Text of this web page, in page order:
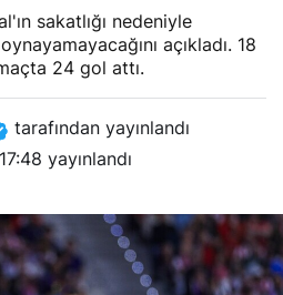
sakatlığı nedeniyle
açıkladı. 18
24 gol attı.
tarafından yayınlandı
yayınlandı